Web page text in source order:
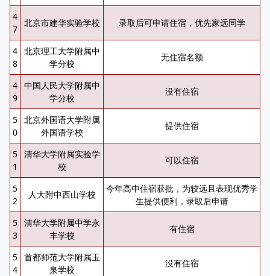
4
7
北京市建华实验学校 录取后可申请住宿，优先家远同学
4
8
北京理工大学附属中
学分校
无住宿名额
4
9
中国人民大学附属中
学分校
没有住宿
5
0
北京外国语大学附属
外国语学校
提供住宿
5
1
清华大学附属实验学
校
可以住宿
5
2
人大附中西山学校
今年高中住宿获批，为较远且表现优秀学
生提供便利，录取后申请
5
3
清华大学附属中学永
丰学校
有住宿
5
4
首都师范大学附属玉
泉学校
没有住宿